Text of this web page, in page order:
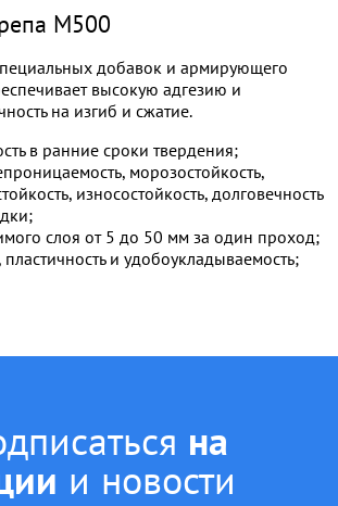
М500
добавок и армирующего
высокую адгезию и
на изгиб и сжатие.
в ранние сроки твердения;
морозостойкость,
износостойкость, долговечность
слоя от 5 до 50 мм за один проход;
пластичность и удобоукладываемость;
на
и новости